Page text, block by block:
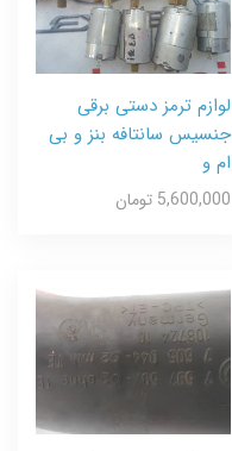
لوازم ترمز دستی برقی
جنسیس سانتافه بنز و بی
ام و
5,600,000 تومان